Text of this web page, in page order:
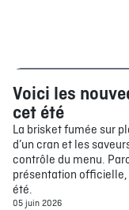
Bouffe
Voici les
cet été
La brisket fumée sur
d’un cran et les
contrôle du menu.
présentation
été.
05 juin 2026